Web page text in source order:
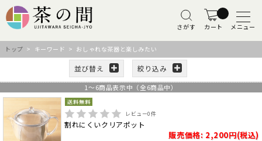
さがす カート メニュー
トップ > キーワード > おしゃれな茶器と楽しみたい
並び替え 絞り込み
1 ～6商品表示中（全6商品中）
レビュー0件
割れにくいクリアポット
販売価格: 2,200円(税込)